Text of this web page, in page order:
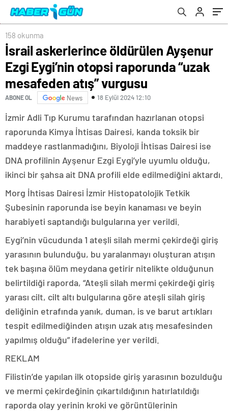
atış” vurgusu
158 okunma
İsrail askerlerince öldürülen Ayşenur
Ezgi Eygi’nin otopsi raporunda “uzak
mesafeden atış” vurgusu
ABONE OL News 18 Eylül 2024 12:10
İzmir Adli Tıp Kurumu tarafından hazırlanan otopsi
raporunda Kimya İhtisas Dairesi, kanda toksik bir
maddeye rastlanmadığını, Biyoloji İhtisas Dairesi ise
DNA profilinin Ayşenur Ezgi Eygi’yle uyumlu olduğu,
ikinci bir şahsa ait DNA profili elde edilmediğini aktardı.
Morg İhtisas Dairesi İzmir Histopatolojik Tetkik
Şubesinin raporunda ise beyin kanaması ve beyin
harabiyeti saptandığı bulgularına yer verildi.
Eygi’nin vücudunda 1 ateşli silah mermi çekirdeği giriş
yarasının bulunduğu, bu yaralanmayı oluşturan atışın
tek başına ölüm meydana getirir nitelikte olduğunun
belirtildiği raporda, “Ateşli silah mermi çekirdeği giriş
yarası cilt, cilt altı bulgularına göre ateşli silah giriş
deliğinin etrafında yanık, duman, is ve barut artıkları
tespit edilmediğinden atışın uzak atış mesafesinden
yapılmış olduğu” ifadelerine yer verildi.
REKLAM
Filistin’de yapılan ilk otopside giriş yarasının bozulduğu
ve mermi çekirdeğinin çıkartıldığının hatırlatıldığı
raporda olay yerinin kroki ve görüntülerinin